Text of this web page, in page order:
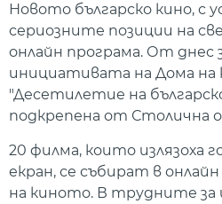
Новото българско кино, с
сериозните позиции на
онлайн програма. От днес
инициативата на Дома на
"Десетилетие на
подкрепена от Столична
20 филма, които излязоха
екран, се събират в
на киното. В трудните за